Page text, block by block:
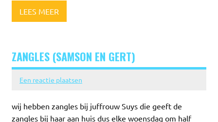
LEES MEER
ZANGLES (SAMSON EN GERT)
Een reactie plaatsen
wij hebben zangles bij juffrouw Suys die geeft de
zangles bij haar aan huis dus elke woensdag om half